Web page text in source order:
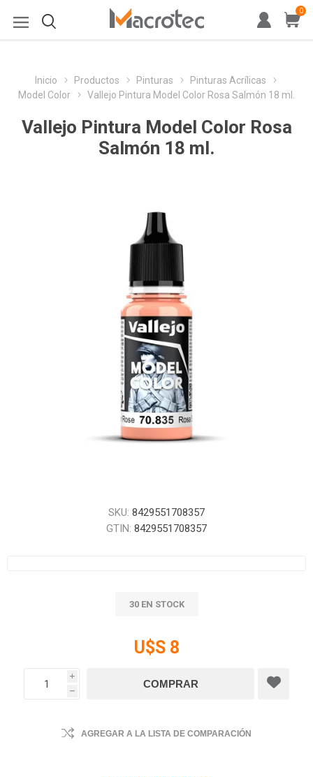
0
Inicio Productos Pinturas
Pinturas Acrílicas
Model Color
Vallejo Pintura Model Color Rosa Salmón 18 ml.
Vallejo Pintura Model Color Rosa
Salmón 18 ml.
SKU: 8429551708357
GTIN: 8429551708357
30 EN STOCK
U$S 8
i
h
AGREGAR A LA LISTA DE COMPARACIÓN